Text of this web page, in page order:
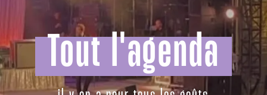
Tout l'agenda